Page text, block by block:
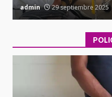
admin 29 septiembre 2025